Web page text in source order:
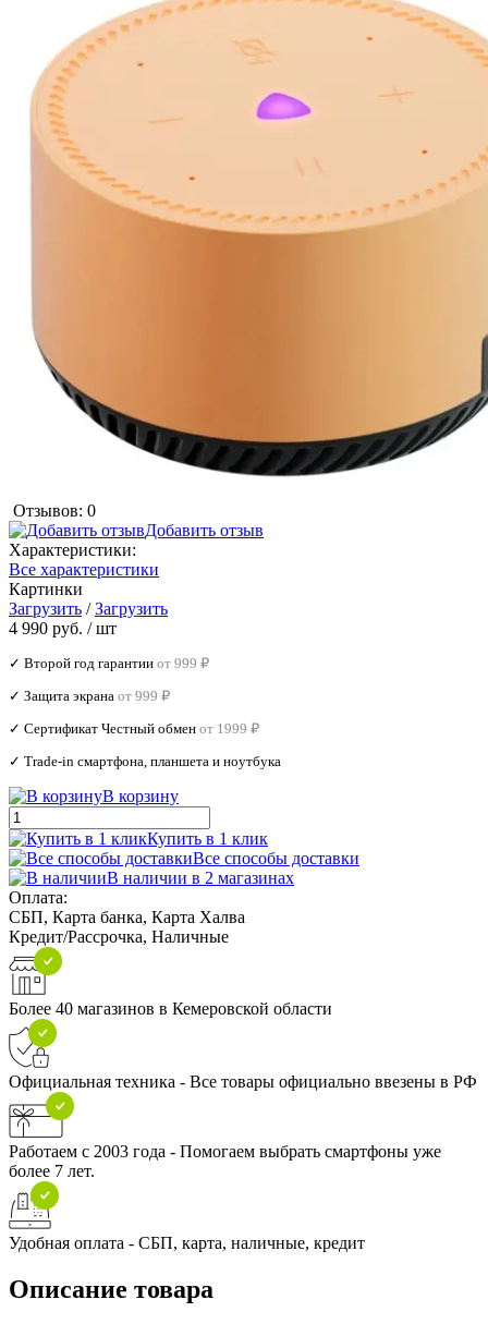
Отзывов: 0
Добавить отзыв
Характеристики:
Все характеристики
Картинки
Загрузить /Загрузить
4 990 руб. / шт
✓ Второй год гарантии от 999 ₽
✓ Защита экрана от 999 ₽
✓ Сертификат Честный обмен от 1999 ₽
✓ Trade‑in смартфона, планшета и ноутбука
В корзину
Купить в 1 клик
Все способы доставки
В наличии в 2 магазинах
Оплата:
СБП, Карта банка, Карта Халва
Кредит/Рассрочка, Наличные
Более 40 магазинов в Кемеровской области
Официальная техника - Все товары официально ввезены в РФ
Работаем с 2003 года - Помогаем выбрать смартфоны уже
более 7 лет.
Удобная оплата - СБП, карта, наличные, кредит
Описание товара